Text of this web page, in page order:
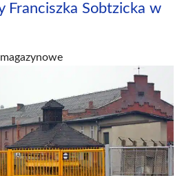
Franciszka Sobtzicka w